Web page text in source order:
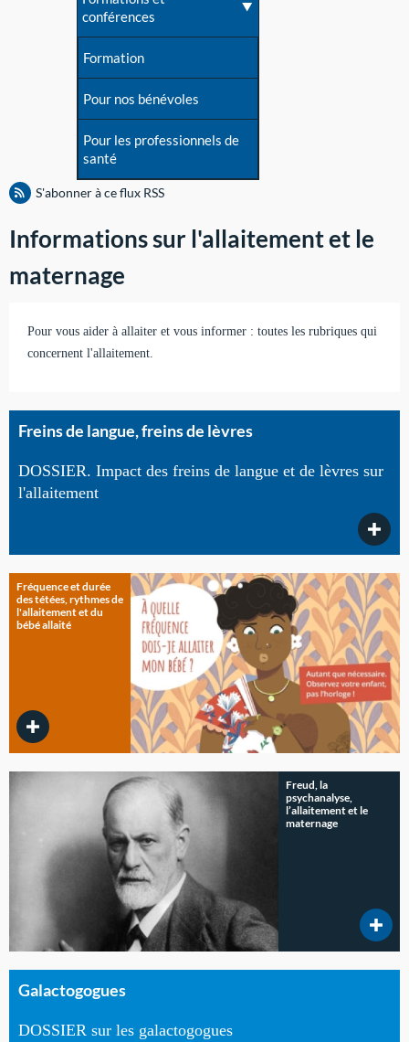
conférences
Formation
Pour nos bénévoles
Pour les professionnels de
santé
S'abonner à ce flux RSS
Informations sur l'allaitement et le
maternage
Pour vous aider à allaiter et vous informer : toutes les rubriques qui
concernent l'allaitement.
Freins de langue, freins de lèvres
DOSSIER. Impact des freins de langue et de lèvres sur
l'allaitement
Fréquence et durée
des tétées, rythmes de
l'allaitement et du
bébé allaité
Freud, la
psychanalyse,
l’allaitement et le
maternage
Galactogogues
DOSSIER sur les galactogogues